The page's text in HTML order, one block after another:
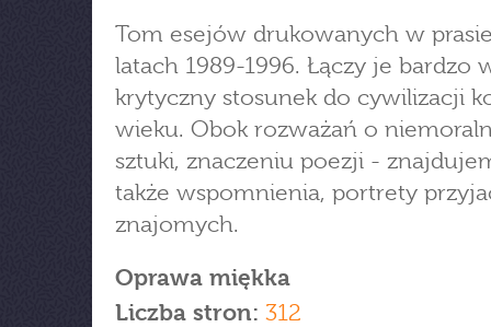
Tom esejów drukowanych w
latach 1989-1996. Łączy je bardzo
krytyczny stosunek do cywilizacji
wieku. Obok rozważań o
sztuki, znaczeniu poezji -
także wspomnienia, portrety
znajomych.
Oprawa miękka
Liczba stron: 312